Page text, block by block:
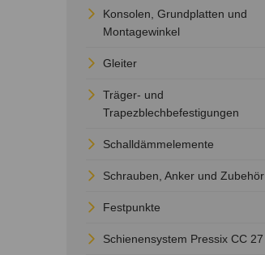
Konsolen, Grundplatten und
Montagewinkel
Gleiter
Träger- und
Trapezblechbefestigungen
Schalldämmelemente
Schrauben, Anker und Zubehör
Festpunkte
Schienensystem Pressix CC 27